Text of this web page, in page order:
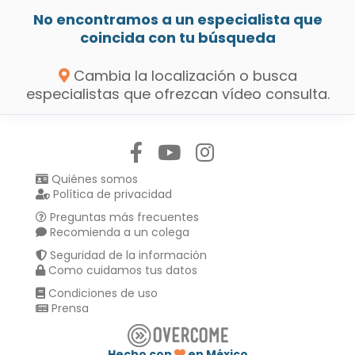
No encontramos a un especialista que
coincida con tu búsqueda
Cambia la localización o busca
especialistas que ofrezcan vídeo consulta.
Quiénes somos
Política de privacidad
Preguntas más frecuentes
Recomienda a un colega
Seguridad de la información
Como cuidamos tus datos
Condiciones de uso
Prensa